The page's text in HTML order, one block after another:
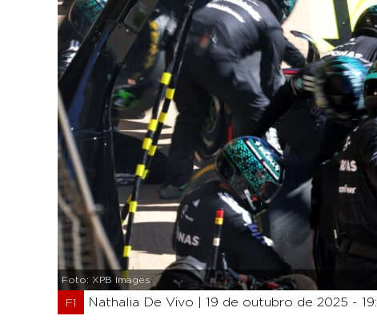
Foto: XPB Images
F1 Nathalia De Vivo | 19 de outubro de 2025 -